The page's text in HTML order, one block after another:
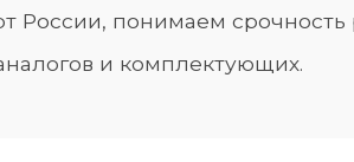
России, понимаем срочность
и комплектующих.